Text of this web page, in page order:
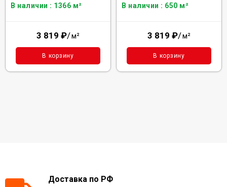
В наличии : 1366 м²
3 819 ₽/м²
В корзину
В наличии : 650 м²
3 819 ₽/м²
В корзину
Доставка по РФ